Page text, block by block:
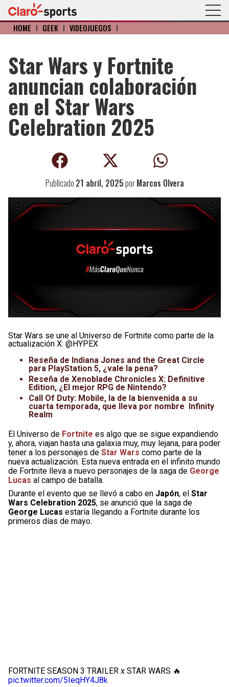
HOME I GEEK I VIDEOJUEGOS I
Star Wars y Fortnite
anuncian colaboración
en el Star Wars
Celebration 2025
Publicado 21 abril, 2025porMarcos Olvera
Star Wars se une al Universo de Fortnite como parte de la
actualización X: @HYPEX
Reseña de Indiana Jones and the Great Circle
para PlayStation 5, ¿vale la pena?
Reseña de Xenoblade Chronicles X: Definitive
Edition, ¿El mejor RPG de Nintendo?
Call Of Duty: Mobile, la de la bienvenida a su
cuarta temporada, que lleva por nombre Infinity
Realm
El Universo de Fortnite es algo que se sigue expandiendo
y, ahora, viajan hasta una galaxia muy, muy lejana, para poder
tener a los personajes de Star Wars como parte de la
nueva actualización. Esta nueva entrada en el infinito mundo
de Fortnite lleva a nuevo personajes de la saga de George
Lucas al campo de batalla.
Durante el evento que se llevó a cabo en Japón, el Star
Wars Celebration 2025, se anunció que la saga de
George Lucas estaría llegando a Fortnite durante los
primeros días de mayo.
FORTNITE SEASON 3 TRAILER x STAR WARS 🔥
pic.twitter.com/5IeqHY4J8k